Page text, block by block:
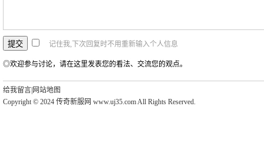
记住我,下次回复时不用重新输入个人信息
◎欢迎参与讨论，请在这里发表您的看法、交流您的观点。
给我留言 网站地图
Copyright © 2024 传奇新服网 www.uj35.com All Rights Reserved.